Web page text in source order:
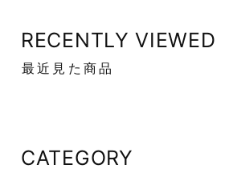
RECENTLY VIEWED
最近見た商品
CATEGORY